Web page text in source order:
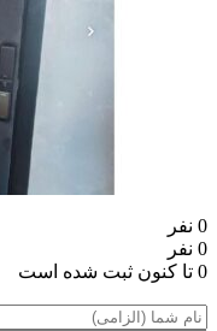
0 نفر
0 نفر
0 تا کنون ثبت شده است